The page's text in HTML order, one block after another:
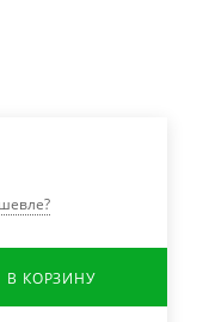
В КОРЗИНУ